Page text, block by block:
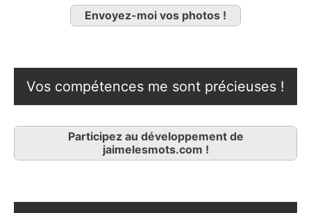
Envoyez-moi vos photos !
Vos compétences me sont précieuses !
Participez au développement de
jaimelesmots.com !